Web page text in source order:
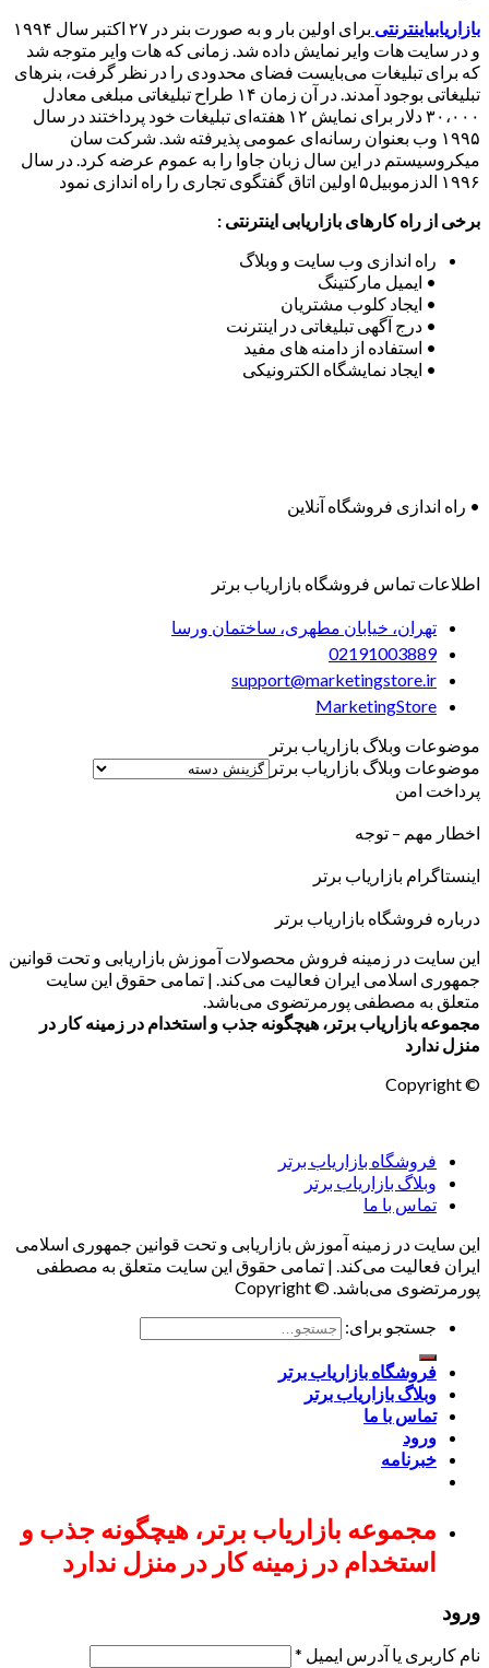
بازاریابیاینترنتی
برای اولین بار و به صورت بنر در ۲۷ اکتبر سال ۱۹۹۴
و در سایت هات وایر نمایش داده شد. زمانی که هات وایر متوجه شد
که برای تبلیغات می‌بایست فضای محدودی را در نظر گرفت، بنرهای
تبلیغاتی بوجود آمدند. در آن زمان ۱۴ طراح تبلیغاتی مبلغی معادل
۳۰،۰۰۰ دلار برای نمایش ۱۲ هفته‌ای تبلیغات خود پرداختند در سال
۱۹۹۵ وب بعنوان رسانه‌ای عمومی پذیرفته شد. شرکت سان
میکروسیستم در این سال زبان جاوا را به عموم عرضه کرد. در سال
۱۹۹۶ الدزموبیل۵ اولین اتاق گفتگوی تجاری را راه اندازی نمود
برخی از راه کارهای بازاریابی اینترنتی :
راه اندازی وب سایت و وبلاگ
• ایمیل مارکتینگ
• ایجاد کلوب مشتریان
• درج آگهی تبلیغاتی در اینترنت
• استفاده از دامنه های مفید
• ایجاد نمایشگاه الکترونیکی
• راه اندازی فروشگاه آنلاین
اطلاعات تماس فروشگاه بازاریاب برتر
تهران، خیابان مطهری، ساختمان ورسا
02191003889
support@marketingstore.ir
MarketingStore
موضوعات وبلاگ بازاریاب برتر
موضوعات وبلاگ بازاریاب برتر
پرداخت امن
اخطار مهم – توجه
اینستاگرام بازاریاب برتر
درباره فروشگاه بازاریاب برتر
این سایت در زمینه فروش محصولات آموزش بازاریابی و تحت قوانین
جمهوری اسلامی ایران فعالیت می‌کند. | تمامی حقوق این سایت
متعلق به مصطفی پورمرتضوی می‌باشد.
مجموعه بازاریاب برتر، هیچگونه جذب و استخدام در زمینه کار در
منزل ندارد
© Copyright
فروشگاه بازاریاب برتر
وبلاگ بازاریاب برتر
تماس با ما
این سایت در زمینه آموزش بازاریابی و تحت قوانین جمهوری اسلامی
ایران فعالیت می‌کند. | تمامی حقوق این سایت متعلق به مصطفی
پورمرتضوی می‌باشد. © Copyright
جستجو برای:
فروشگاه بازاریاب برتر
وبلاگ بازاریاب برتر
تماس با ما
ورود
خبرنامه
مجموعه بازاریاب برتر، هیچگونه جذب و
استخدام در زمینه کار در منزل ندارد
ورود
نام کاربری یا آدرس ایمیل *